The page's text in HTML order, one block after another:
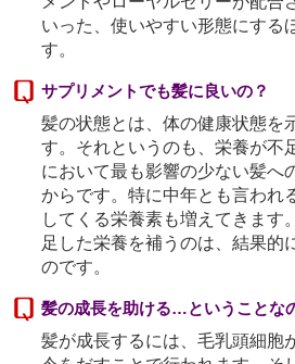
いった、使いやすい形態にする
す。
サプリメントでも髪に良いの？
髪の状態とは、体の健康状態を
す。それというのも、栄養が不
において最も影響の少ない髪へ
からです。特に中年とも言われ
してくる栄養素も増えてきます
足した栄養を補うのは、結果的
のです。
髪の成長を助ける…ということな
髪が成長するには、毛乳頭細胞